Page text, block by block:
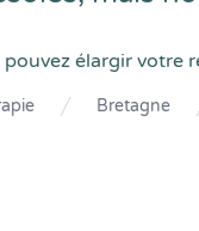
élargir
Bretagne